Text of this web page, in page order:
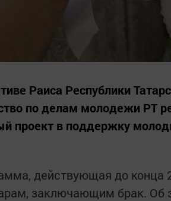
Раиса Республики
по делам молодежи РТ
проект в поддержку
действующая до конца
заключающим брак. Об